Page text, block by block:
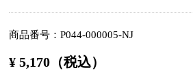
商品番号 P044-000005-NJ
¥ 5,170（税込）